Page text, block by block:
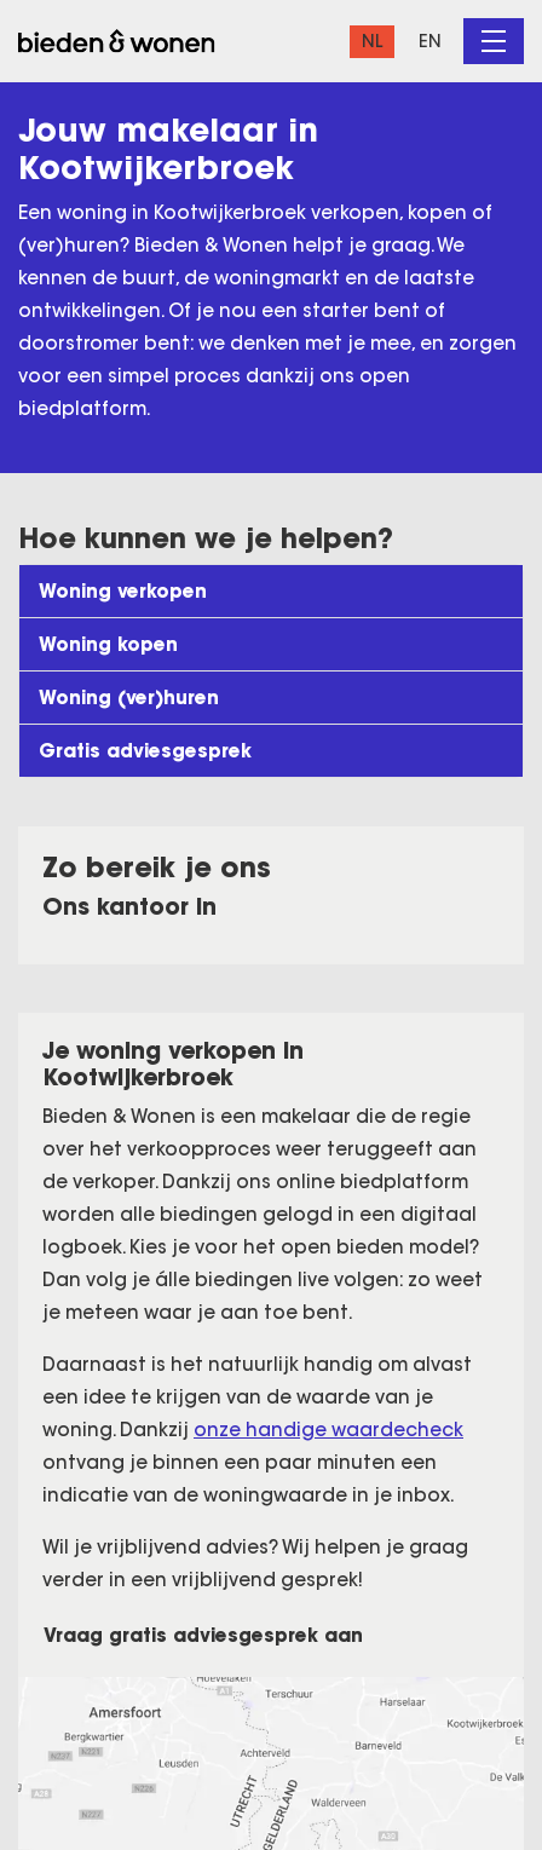
NL EN
Jouw makelaar in
Kootwijkerbroek
Een woning in Kootwijkerbroek verkopen, kopen of
(ver)huren? Bieden & Wonen helpt je graag. We
kennen de buurt, de woningmarkt en de laatste
ontwikkelingen. Of je nou een starter bent of
doorstromer bent: we denken met je mee, en zorgen
voor een simpel proces dankzij ons open
biedplatform.
Hoe kunnen we je helpen?
Woning verkopen
Woning kopen
Woning (ver)huren
Gratis adviesgesprek
Zo bereik je ons
Ons kantoor in
Je woning verkopen in
Kootwijkerbroek
Bieden & Wonen is een makelaar die de regie
over het verkoopproces weer teruggeeft aan
de verkoper. Dankzij ons online biedplatform
worden alle biedingen gelogd in een digitaal
logboek. Kies je voor het open bieden model?
Dan volg je álle biedingen live volgen: zo weet
je meteen waar je aan toe bent.
Daarnaast is het natuurlijk handig om alvast
een idee te krijgen van de waarde van je
woning. Dankzij onze handige waardecheck
ontvang je binnen een paar minuten een
indicatie van de woningwaarde in je inbox.
Wil je vrijblijvend advies? Wij helpen je graag
verder in een vrijblijvend gesprek!
Vraag gratis adviesgesprek aan